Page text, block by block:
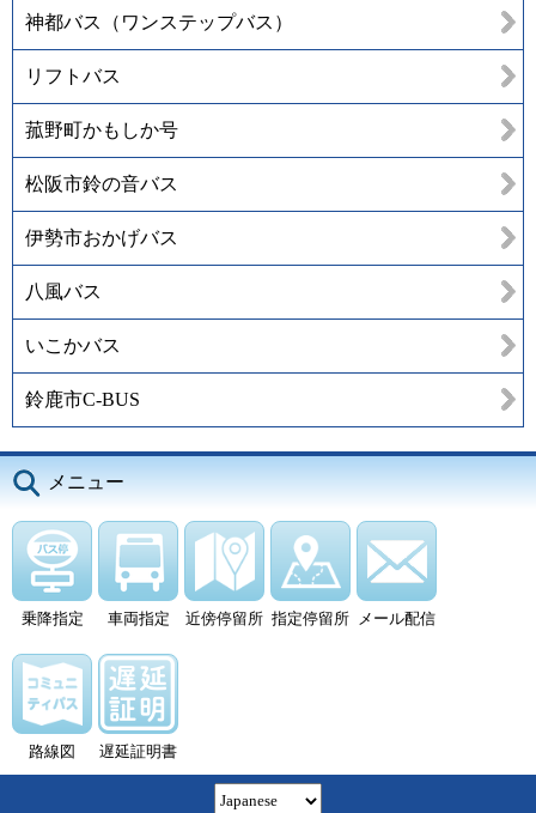
神都バス（ワンステップバス）
リフトバス
菰野町かもしか号
松阪市鈴の音バス
伊勢市おかげバス
八風バス
いこかバス
鈴鹿市C-BUS
メニュー
乗降指定 車両指定 近傍停留所 指定停留所 メール配信
路線図 遅延証明書